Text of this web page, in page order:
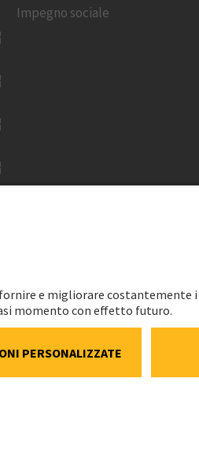
Impegno sociale
Una carriera con Implenia
Offerte di lavoro Svizzera